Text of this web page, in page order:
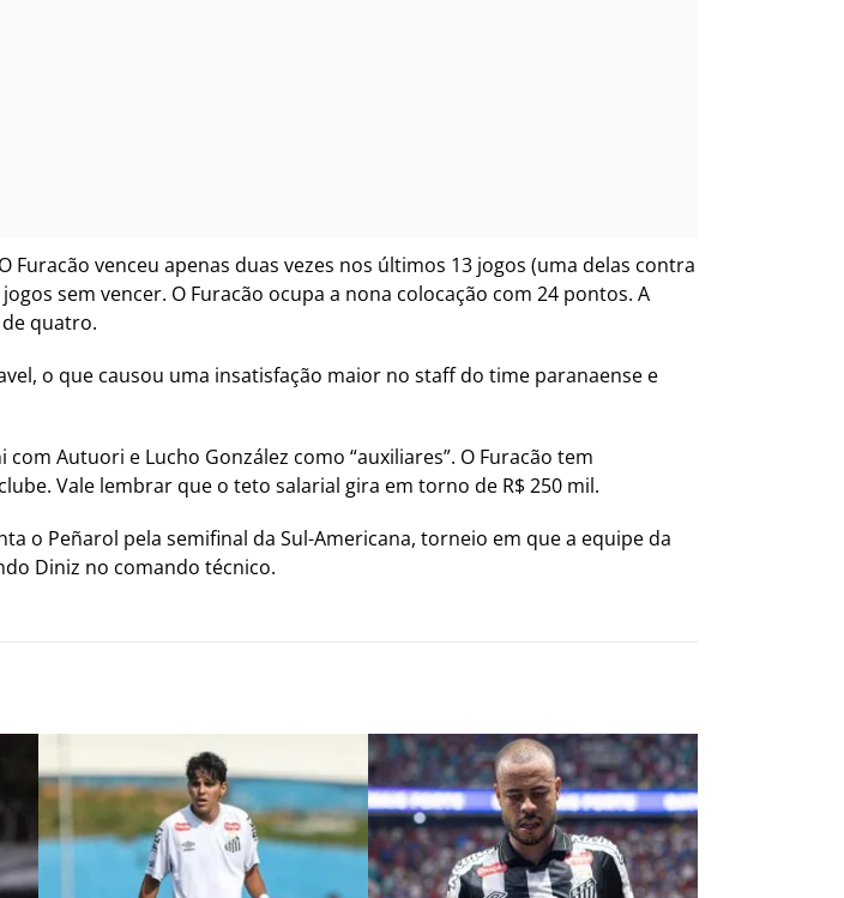
venceu apenas duas vezes nos últimos 13 jogos (uma delas contra
sem vencer. O Furacão ocupa a nona colocação com 24 pontos. A
quatro.
o que causou uma insatisfação maior no staff do time paranaense e
Autuori e Lucho González como “auxiliares”. O Furacão tem
Vale lembrar que o teto salarial gira em torno de R$ 250 mil.
o Peñarol pela semifinal da Sul-Americana, torneio em que a equipe da
Diniz no comando técnico.